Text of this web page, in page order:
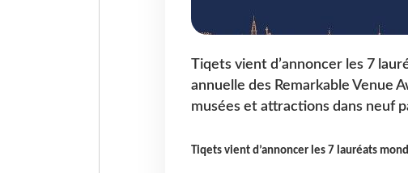
Tiqets vient d’annoncer les 7
annuelle des Remarkable Venue
musées et attractions dans neuf
Tiqets vient d’annoncer les 7 lauréats